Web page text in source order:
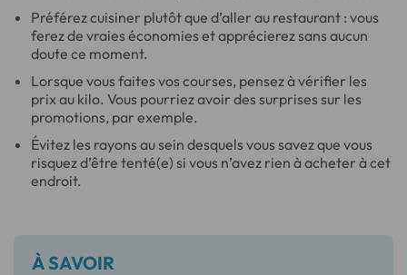
Préférez cuisiner plutôt que d’aller au restaurant : vous
ferez de vraies économies et apprécierez sans aucun
doute ce moment.
Lorsque vous faites vos courses, pensez à vérifier les
prix au kilo. Vous pourriez avoir des surprises sur les
promotions, par exemple.
Évitez les rayons au sein desquels vous savez que vous
risquez d’être tenté(e) si vous n’avez rien à acheter à cet
endroit.
À SAVOIR